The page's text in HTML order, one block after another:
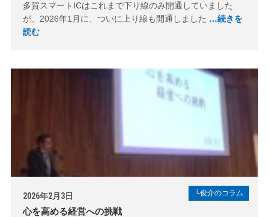
多賀スマートICはこれまで下り線のみ開通していました
が、2026年1月に、ついに上り線も開通しました …続きを
読む
└俊介のコラム
2026年2月3日
心を高める経営への挑戦